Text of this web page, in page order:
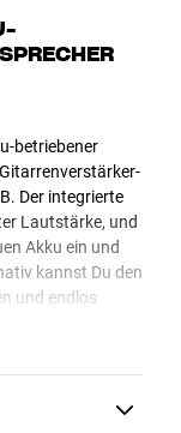
betriebener
Der integrierte
Lautstärke, und
Akku ein und
kannst Du den
und endlos
geschaffen und
Funktion, die